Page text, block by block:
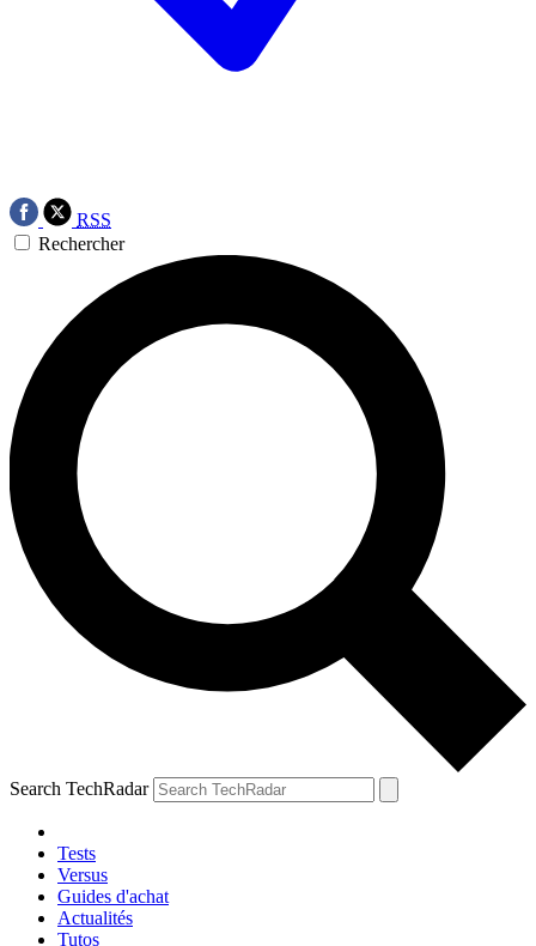
RSS
Rechercher
Search TechRadar
Tests
Versus
Guides d'achat
Actualités
Tutos